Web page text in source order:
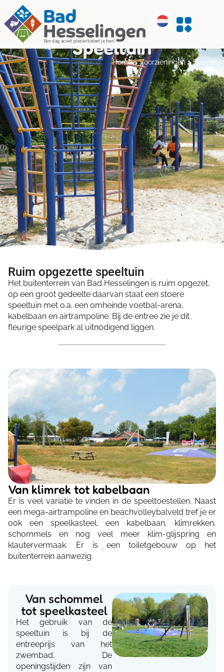
Speeltuin
Home>Voorzieningen>Speeltuin
Ruim opgezette speeltuin
Het buitenterrein van Bad Hesselingen is ruim opgezet,
op een groot gedeelte daarvan staat een stoere
speeltuin met o.a. een omheinde voetbal-arena,
kabelbaan en airtrampoline. Bij de entree zie je dit
fleurige speelpark al uitnodigend liggen.
Van klimrek tot kabelbaan
Er is veel variatie te vinden in de speeltoestellen. Naast
een mega-airtrampoline en beachvolleybalveld tref je er
ook een speelkasteel, een kabelbaan, klimrekken,
schommels en nog veel meer klim-glijspring en
klautervermaak. Er is een toiletgebouw op het
buitenterrein aanwezig.
Van schommel
tot speelkasteel
Het gebruik van de
speeltuin is bij de
entreeprijs van het
zwembad. De
openingstijden zijn van